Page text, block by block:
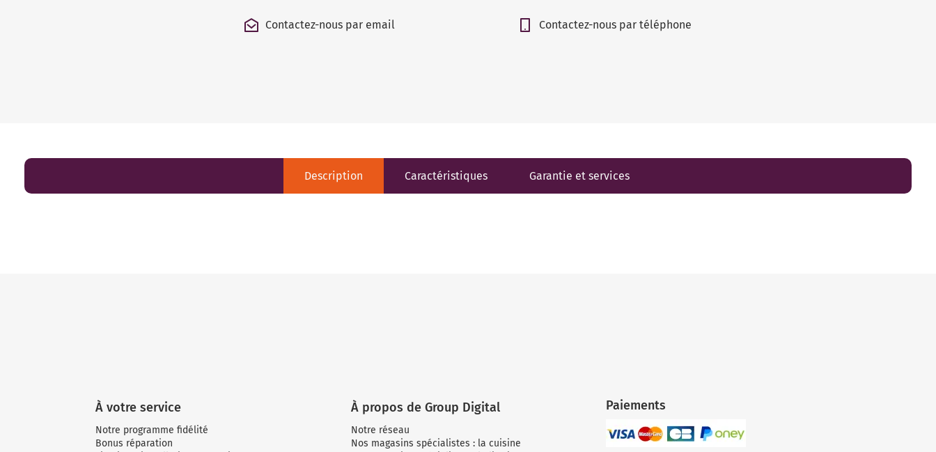
Contactez-nous par email Contactez-nous par téléphone
Description Caractéristiques Garantie et services
À votre service
Notre programme fidélité
Bonus réparation
À propos de Group Digital
Notre réseau
Nos magasins spécialistes : la cuisine
Paiements